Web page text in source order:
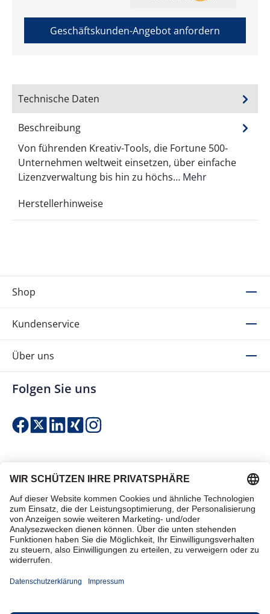
Geschäftskunden-Angebot anfordern
Technische Daten
Beschreibung
Von führenden Kreativ-Tools, die Fortune 500-
Unternehmen weltweit einsetzen, über einfache
Lizenzverwaltung bis hin zu höchs… Mehr
Herstellerhinweise
Shop
Kundenservice
Über uns
Folgen Sie uns
Einfach & sicher bezahlen
Zertifiziert einkaufen